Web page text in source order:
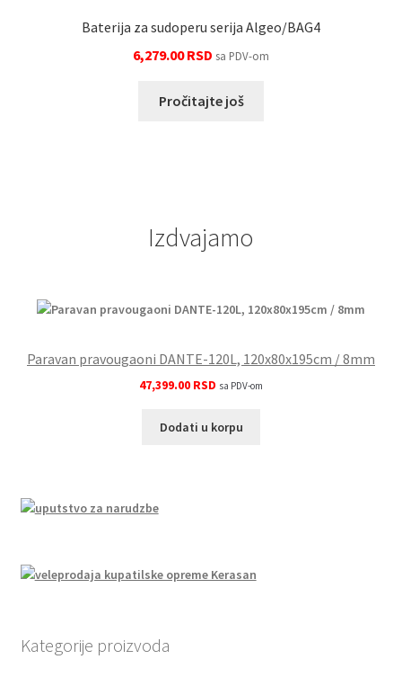
Baterija za sudoperu serija Algeo/BAG4
6,279.00RSD sa PDV-om
Pročitajte još
Izdvajamo
Paravan pravougaoni DANTE-120L, 120x80x195cm / 8mm
47,399.00 RSD sa PDV-om
Dodati u korpu
Kategorije proizvoda